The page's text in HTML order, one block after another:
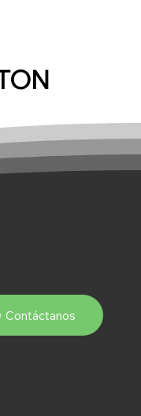
Contáctanos